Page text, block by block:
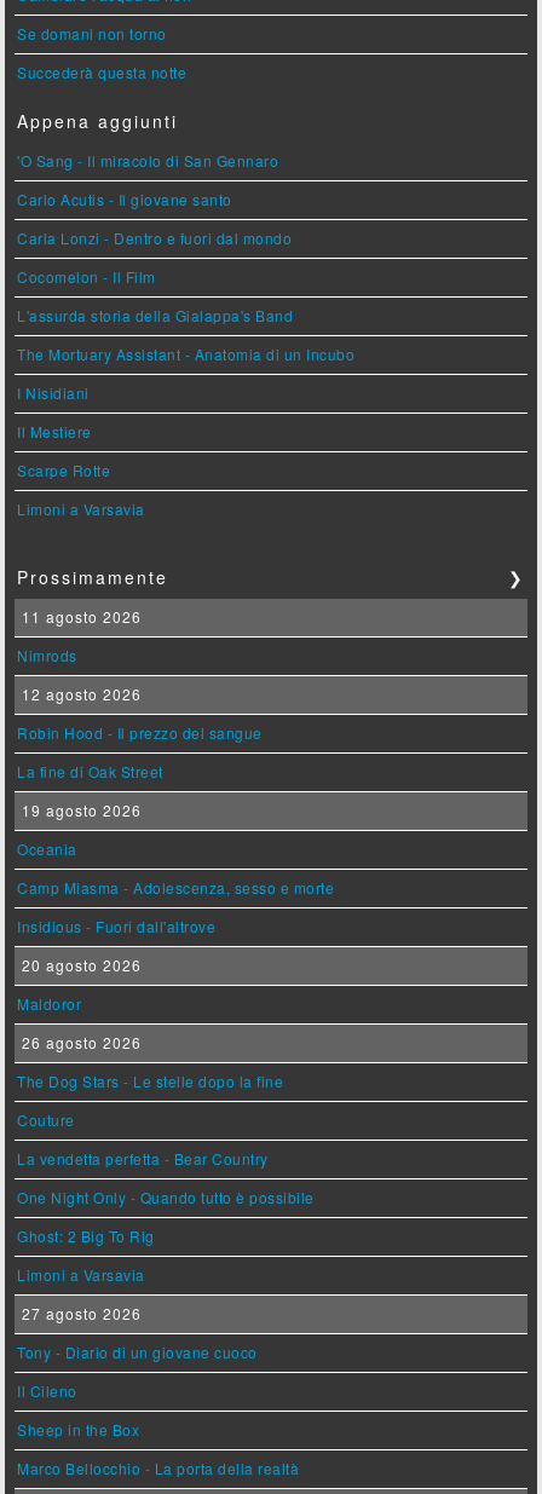
Se domani non torno
Succederà questa notte
Appena aggiunti
'O Sang - Il miracolo di San Gennaro
Carlo Acutis - Il giovane santo
Carla Lonzi - Dentro e fuori dal mondo
Cocomelon - Il Film
L'assurda storia della Gialappa's Band
The Mortuary Assistant - Anatomia di un Incubo
I Nisidiani
Il Mestiere
Scarpe Rotte
Limoni a Varsavia
Prossimamente ❯
11 agosto 2026
Nimrods
12 agosto 2026
Robin Hood - Il prezzo del sangue
La fine di Oak Street
19 agosto 2026
Oceania
Camp Miasma - Adolescenza, sesso e morte
Insidious - Fuori dall'altrove
20 agosto 2026
Maldoror
26 agosto 2026
The Dog Stars - Le stelle dopo la fine
Couture
La vendetta perfetta - Bear Country
One Night Only - Quando tutto è possibile
Ghost: 2 Big To Rig
Limoni a Varsavia
27 agosto 2026
Tony - Diario di un giovane cuoco
Il Cileno
Sheep in the Box
Marco Bellocchio - La porta della realtà